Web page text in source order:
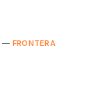
FRONTERA